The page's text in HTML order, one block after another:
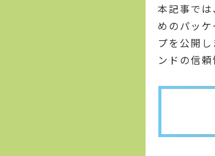
本記事で
めのパッ
プを公開
ンドの信